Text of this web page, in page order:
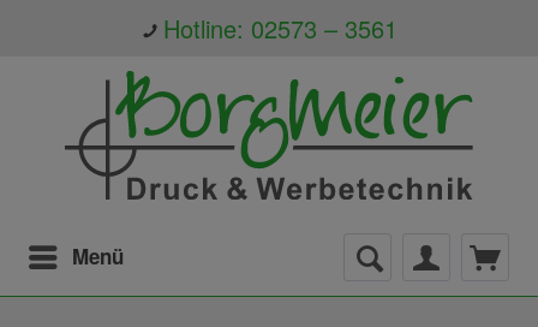
Hotline: 02573 – 3561
Menü